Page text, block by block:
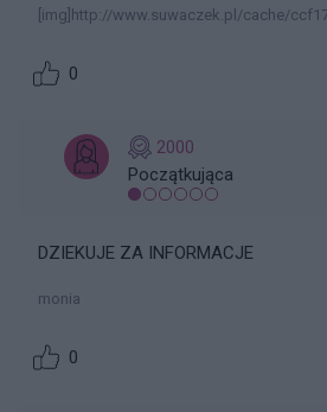
[img]http://www.suwaczek.pl/cache/
0
2000
Początkująca
DZIEKUJE ZA INFORMACJE
monia
0